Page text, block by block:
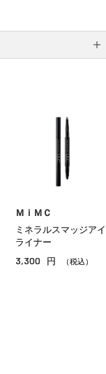
ＭｉＭＣ
ミネラルスマッジアイ
ライナー
3,300 円 （税込）